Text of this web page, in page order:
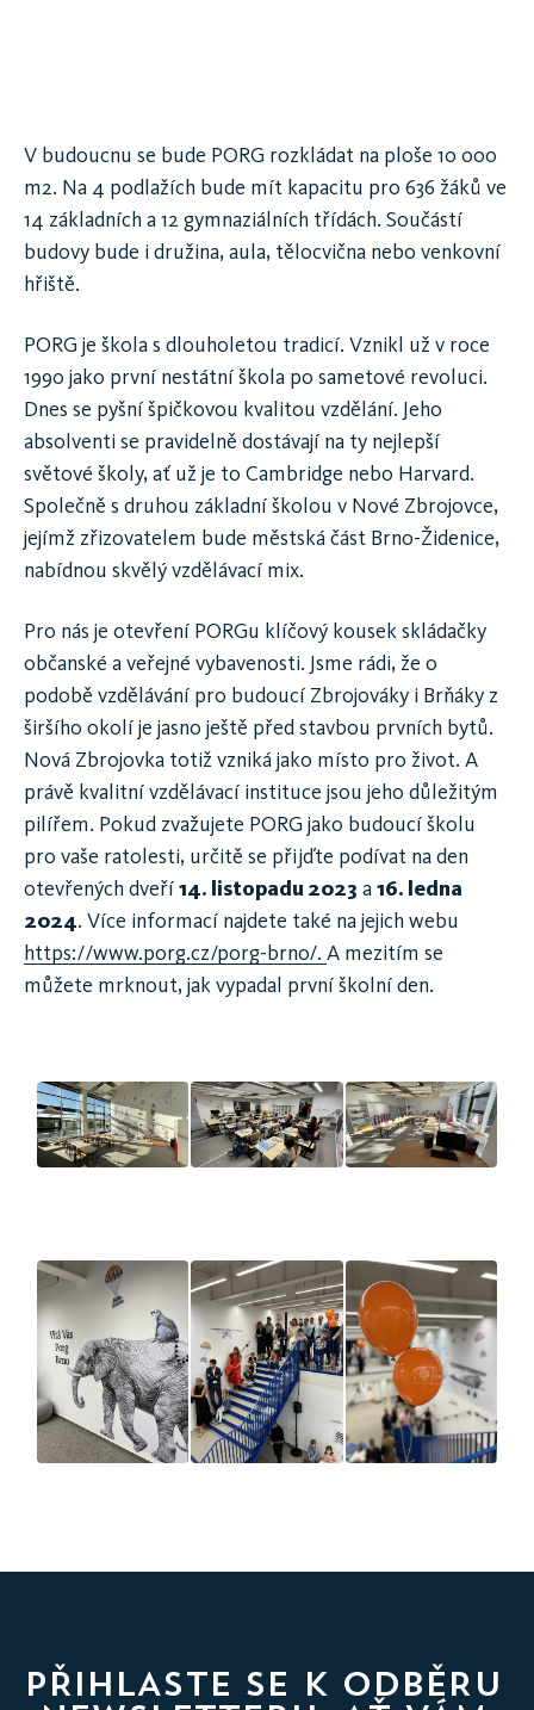
V budoucnu se bude PORG rozkládat na ploše 10 000
m2. Na 4 podlažích bude mít kapacitu pro 636 žáků ve
14 základních a 12 gymnaziálních třídách. Součástí
budovy bude i družina, aula, tělocvična nebo venkovní
hřiště.
PORG je škola s dlouholetou tradicí. Vznikl už v roce
1990 jako první nestátní škola po sametové revoluci.
Dnes se pyšní špičkovou kvalitou vzdělání. Jeho
absolventi se pravidelně dostávají na ty nejlepší
světové školy, ať už je to Cambridge nebo Harvard.
Společně s druhou základní školou v Nové Zbrojovce,
jejímž zřizovatelem bude městská část Brno-Židenice,
nabídnou skvělý vzdělávací mix.
Pro nás je otevření PORGu klíčový kousek skládačky
občanské a veřejné vybavenosti. Jsme rádi, že o
podobě vzdělávání pro budoucí Zbrojováky i Brňáky z
širšího okolí je jasno ještě před stavbou prvních bytů.
Nová Zbrojovka totiž vzniká jako místo pro život. A
právě kvalitní vzdělávací instituce jsou jeho důležitým
pilířem. Pokud zvažujete PORG jako budoucí školu
pro vaše ratolesti, určitě se přijďte podívat na den
otevřených dveří14. listopadu 2023 a16. ledna
2024. Více informací najdete také na jejich webu
https://www.porg.cz/porg-brno/. A mezitím se
můžete mrknout, jak vypadal první školní den.
PŘIHLASTE SE K ODBĚRU